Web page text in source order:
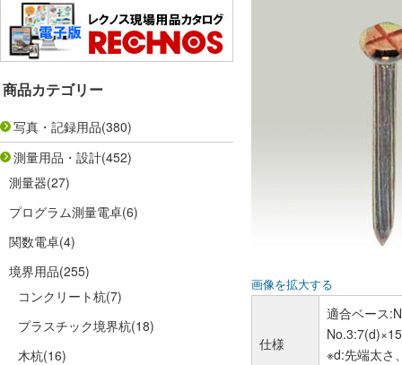
商品カテゴリー
写真・記録用品(380)
測量用品・設計(452)
測量器(27)
プログラム測量電卓(6)
関数電卓(4)
境界用品(255)
コンクリート杭(7)
プラスチック境界杭(18)
木杭(16)
画像を拡大する
仕様
適合ベース
※d:先端太さ